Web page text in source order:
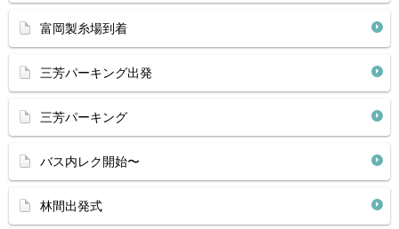
富岡製糸場到着
三芳パーキング出発
三芳パーキング
バス内レク開始〜
林間出発式